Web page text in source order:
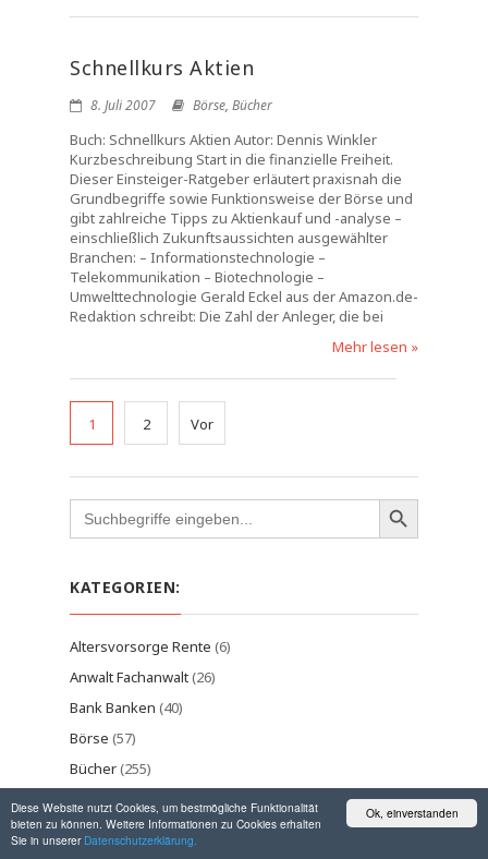
Ok, einverstanden
Diese Website nutzt Cookies, um bestmögliche Funktionalität
bieten zu können. Weitere Informationen zu Cookies erhalten
Sie in unserer Datenschutzerklärung.
Schnellkurs Aktien
8. Juli 2007 Börse, Bücher
Buch: Schnellkurs Aktien Autor: Dennis Winkler
Kurzbeschreibung Start in die finanzielle Freiheit.
Dieser Einsteiger-Ratgeber erläutert praxisnah die
Grundbegriffe sowie Funktionsweise der Börse und
gibt zahlreiche Tipps zu Aktienkauf und -analyse –
einschließlich Zukunftsaussichten ausgewählter
Branchen: – Informationstechnologie –
Telekommunikation – Biotechnologie –
Umwelttechnologie Gerald Eckel aus der Amazon.de-
Redaktion schreibt: Die Zahl der Anleger, die bei
Mehr lesen »
1 2 Vor
Search
for:
KATEGORIEN:
Altersvorsorge Rente (6)
Anwalt Fachanwalt(26)
Bank Banken (40)
Börse (57)
Bücher(255)
Bonität Bonitätsprüfung Rating(18)
BWL Betriebswirtschaft (14)